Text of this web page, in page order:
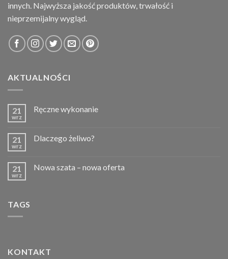
innych. Najwyższa jakość produktów, trwałość i
nieprzemijalny wygląd.
AKTUALNOŚCI
21
wrz
Ręczne wykonanie
21
wrz
Dlaczego żeliwo?
21
wrz
Nowa szata – nowa oferta
TAGS
KONTAKT